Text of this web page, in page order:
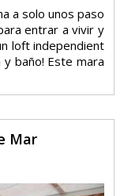
a solo unos paso
entrar a vivir y
loft independient
baño! Este mara
Mar